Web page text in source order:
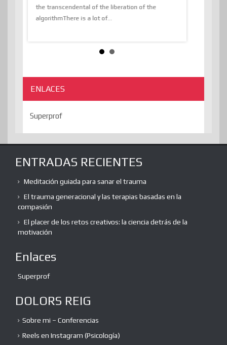
the transcendental of the liberation of the
algorithmThere is a lot of...
ENLACES
Superprof
ENTRADAS RECIENTES
Meditación guiada para sanar el trauma
El trauma generacional y las terapias basadas en la
compasión
El placer de los retos creativos: la ciencia detrás de la
motivación
Enlaces
Superprof
DOLORS REIG
Sobre mi – Conferencias
Reels en Instagram (Psicología)